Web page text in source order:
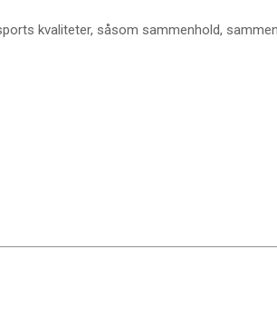
kvaliteter, såsom sammenhold,